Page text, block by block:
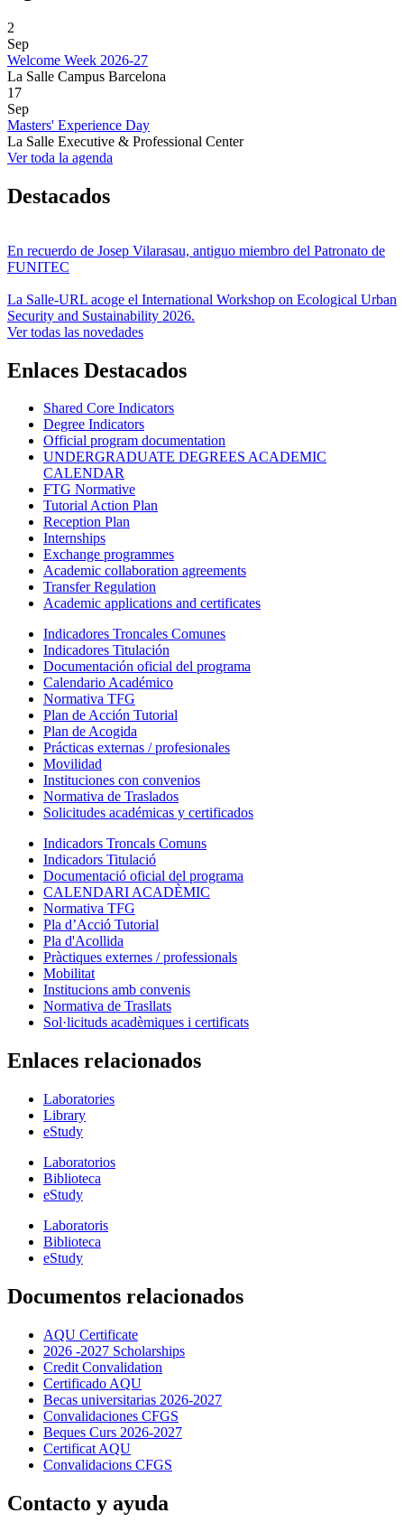
2
Sep
Welcome Week 2026-27
La Salle Campus Barcelona
17
Sep
Masters' Experience Day
La Salle Executive & Professional Center
Ver toda la agenda
Destacados
En recuerdo de Josep Vilarasau, antiguo miembro del Patronato de
FUNITEC
La Salle-URL acoge el International Workshop on Ecological Urban
Security and Sustainability 2026.
Ver todas las novedades
Enlaces Destacados
Shared Core Indicators
Degree Indicators
Official program documentation
UNDERGRADUATE DEGREES ACADEMIC
CALENDAR
FTG Normative
Tutorial Action Plan
Reception Plan
Internships
Exchange programmes
Academic collaboration agreements
Transfer Regulation
Academic applications and certificates
Indicadores Troncales Comunes
Indicadores Titulación
Documentación oficial del programa
Calendario Académico
Normativa TFG
Plan de Acción Tutorial
Plan de Acogida
Prácticas externas / profesionales
Movilidad
Instituciones con convenios
Normativa de Traslados
Solicitudes académicas y certificados
Indicadors Troncals Comuns
Indicadors Titulació
Documentació oficial del programa
CALENDARI ACADÈMIC
Normativa TFG
Pla d’Acció Tutorial
Pla d'Acollida
Pràctiques externes / professionals
Mobilitat
Institucions amb convenis
Normativa de Trasllats
Sol·licituds acadèmiques i certificats
Enlaces relacionados
Laboratories
Library
eStudy
Laboratorios
Biblioteca
eStudy
Laboratoris
Biblioteca
eStudy
Documentos relacionados
AQU Certificate
2026 -2027 Scholarships
Credit Convalidation
Certificado AQU
Becas universitarias 2026-2027
Convalidaciones CFGS
Beques Curs 2026-2027
Certificat AQU
Convalidacions CFGS
Contacto y ayuda